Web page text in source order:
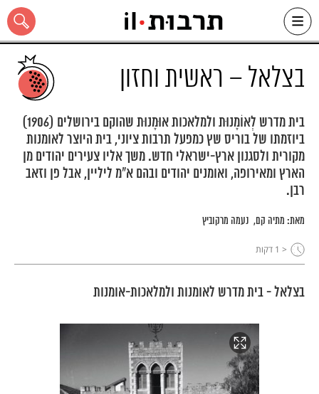
Skip
content
כל האתר
בצלאל – ראשית וחזון
בית מדרש לְאוֹמָנוּת ולמלאכות אוּמָנוּת שהוקם בירושלים (1906)
ביוזמתו של בוריס שץ כמפעל תרבות ציוני, בית היוצר לאומנות
מקורית ולסגנון ארץ-ישראלי חדש. משך אליו צעירים יהודים מן
הארץ ומאירופה, ואומנים יהודים ובהם א"מ ליליין, אבל פן וזאב
רבן.
מאת: מתיה קם נעמה מרקוביץ
< 1 דקות
בצלאל - בית מדרש לאומנות ולמלאכות-אומנות